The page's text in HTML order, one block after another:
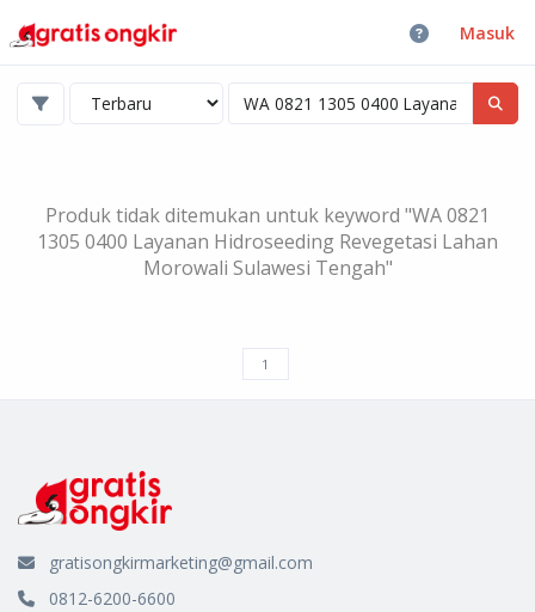
Masuk
Produk tidak ditemukan untuk keyword "WA 0821
1305 0400 Layanan Hidroseeding Revegetasi Lahan
Morowali Sulawesi Tengah"
gratisongkirmarketing@gmail.com
0812-6200-6600